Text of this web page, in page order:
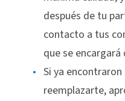
después de tu
contacto a tus
que se encargará
Si ya encontraron
reemplazarte,